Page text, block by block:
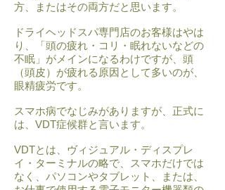
方、またはその両方だと思います。
ドライヘッドスパ専門店のお客様はやは
り、「頭の疲れ・コリ・眠れないなどの
不眠」がメインになるわけですが、頭
（頭皮）が疲れる原因として多いのが、
眼精疲労です。
スマホ病でなじみがありますが、正式に
は、VDT症候群と言います。
VDTとは、ヴィジュアル・ディスプレ
イ・ターミナルの略で、スマホだけでは
なく、パソコンやタブレット、または、